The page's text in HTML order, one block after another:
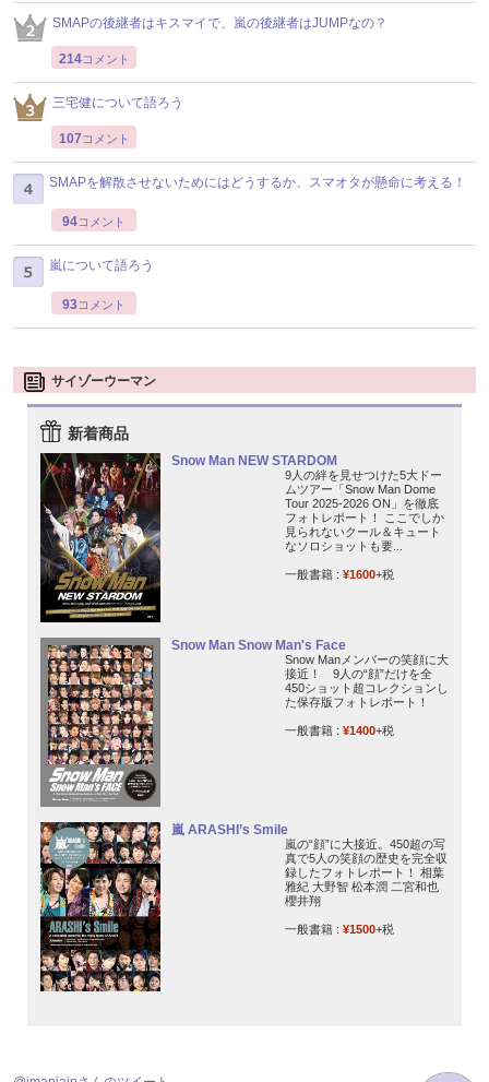
SMAPの後継者はキスマイで、嵐の後継者はJUMPなの？
214コメント
三宅健について語ろう
107 コメント
SMAPを解散させないためにはどうするか、スマオタが懸命に考える！
94コメント
嵐について語ろう
93コメント
サイゾーウーマン
新着商品
Snow Man NEW STARDOM
9人の絆を見せつけた5大ドー
ムツアー「Snow Man Dome
Tour 2025-2026 ON」を徹底
フォトレポート！ ここでしか
見られないクール＆キュート
なソロショットも要...
一般書籍 : ¥1600+税
Snow Man Snow Man's Face
Snow Manメンバーの笑顔に大
接近！ 9人の“顔”だけを全
450ショット超コレクションし
た保存版フォトレポート！
一般書籍 : ¥1400+税
嵐 ARASHI’s Smile
嵐の“顔”に大接近。450超の写
真で5人の笑顔の歴史を完全収
録したフォトレポート！ 相葉
雅紀 大野智 松本潤 二宮和也
櫻井翔
一般書籍 : ¥1500+税